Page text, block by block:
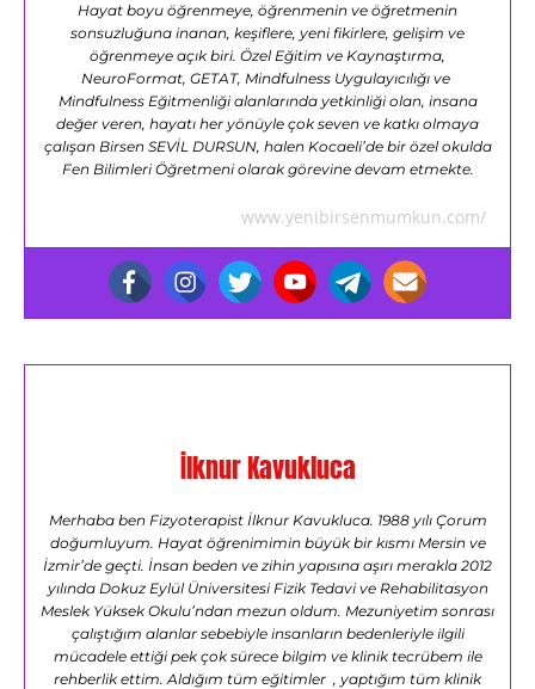
Hayat boyu öğrenmeye, öğrenmenin ve öğretmenin
sonsuzluğuna inanan, keşiflere, yeni fikirlere, gelişim ve
öğrenmeye açık biri. Özel Eğitim ve Kaynaştırma,
NeuroFormat, GETAT, Mindfulness Uygulayıcılığı ve
Mindfulness Eğitmenliği alanlarında yetkinliği olan, insana
değer veren, hayatı her yönüyle çok seven ve katkı olmaya
çalışan Birsen SEVİL DURSUN, halen Kocaeli’de bir özel okulda
Fen Bilimleri Öğretmeni olarak görevine devam etmekte.
www.yenibirsenmumkun.com/
İlknur Kavukluca
Merhaba ben Fizyoterapist İlknur Kavukluca. 1988 yılı Çorum
doğumluyum. Hayat öğrenimimin büyük bir kısmı Mersin ve
İzmir’de geçti. İnsan beden ve zihin yapısına aşırı merakla 2012
yılında Dokuz Eylül Üniversitesi Fizik Tedavi ve Rehabilitasyon
Meslek Yüksek Okulu’ndan mezun oldum. Mezuniyetim sonrası
çalıştığım alanlar sebebiyle insanların bedenleriyle ilgili
mücadele ettiği pek çok sürece bilgim ve klinik tecrübem ile
rehberlik ettim. Aldığım tüm eğitimler , yaptığım tüm klinik